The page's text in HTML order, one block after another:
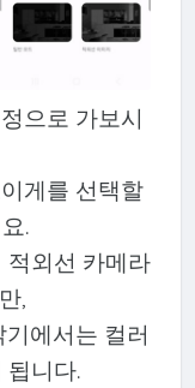
으로 가보시
게를 선택할
.
적외선 카메라
,
에서는 컬러
됩니다.